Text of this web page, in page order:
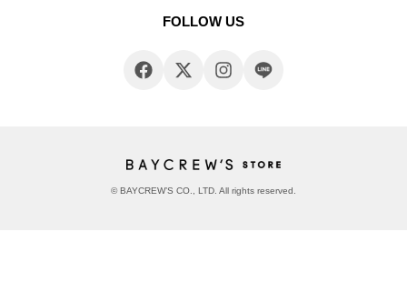
FOLLOW US
© BAYCREW’S CO., LTD. All rights reserved.